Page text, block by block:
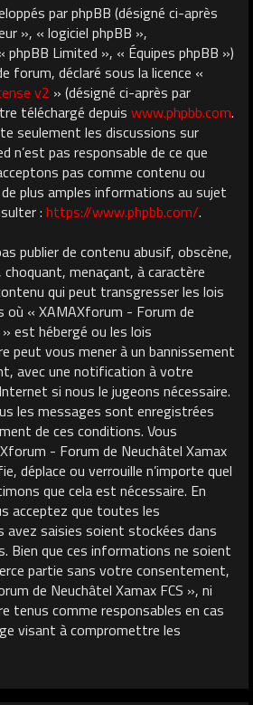
par phpBB (désigné ci-après
», « logiciel phpBB »,
phpBB Limited », « Équipes phpBB »)
forum, déclaré sous la licence «
v2 » (désigné ci-après par
téléchargé depuis www.phpbb.com.
seulement les discussions sur
n’est pas responsable de ce que
pas comme contenu ou
plus amples informations au sujet
: https://www.phpbb.com/.
publier de contenu abusif, obscène,
menaçant, à caractère
qui peut transgresser les lois
où « XAMAXforum - Forum de
est hébergé ou les lois
peut vous mener à un bannissement
avec une notification à votre
si nous le jugeons nécessaire.
les messages sont enregistrées
de ces conditions. Vous
- Forum de Neuchâtel Xamax
déplace ou verrouille n’importe quel
que cela est nécessaire. En
acceptez que toutes les
saisies soient stockées dans
Bien que ces informations ne soient
partie sans votre consentement,
de Neuchâtel Xamax FCS », ni
tenus comme responsables en cas
visant à compromettre les